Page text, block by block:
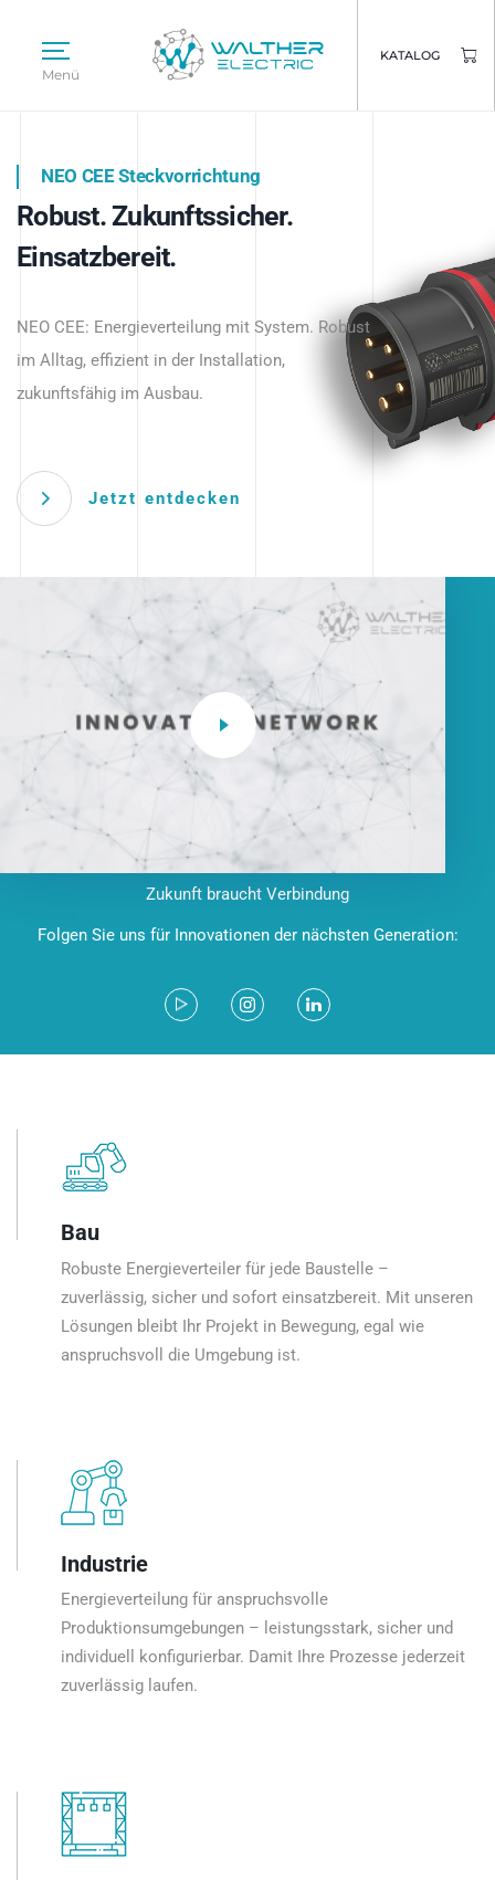
Menü
KATALOG
Intelligente Stromverteilung
beginnt hier.
NEO CEE Steckvorrichtung
Robust. Zukunftssicher.
Einsatzbereit.
NEO CEE: Energieverteilung mit System. Robust
im Alltag, effizient in der Installation,
zukunftsfähig im Ausbau.
Jetzt entdecken
Intelligenz trifft Energie.
Anwendungen – robust, IP-geschützt und
zukunftsfähig.
Zukunft braucht Verbindung
Folgen Sie uns für Innovationen der nächsten Generation:
Bau
Robuste Energieverteiler für jede Baustelle –
zuverlässig, sicher und sofort einsatzbereit. Mit unseren
Lösungen bleibt Ihr Projekt in Bewegung, egal wie
anspruchsvoll die Umgebung ist.
Industrie
Energieverteilung für anspruchsvolle
Produktionsumgebungen – leistungsstark, sicher und
individuell konfigurierbar. Damit Ihre Prozesse jederzeit
zuverlässig laufen.